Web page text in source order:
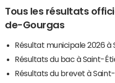
Tous les résultats
de-Gourgas
Résultat municipale 2026
Résultats du bac à Saint-
Résultats du brevet à